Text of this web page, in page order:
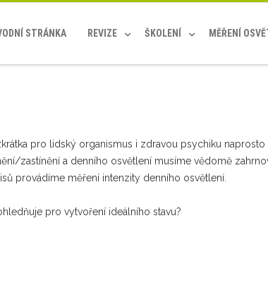
STRÁNKA REVIZE ŠKOLENÍ MĚŘENÍ
pro lidský organismus i zdravou psychiku
zastínění a denního osvětlení musíme vědomě
provádíme měření intenzity denního osvětlení.
pro vytvoření ideálního stavu?